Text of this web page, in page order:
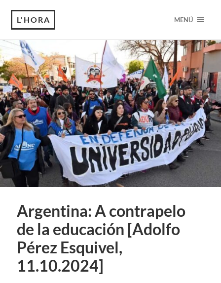
L'HORA MENÚ
Argentina: A contrapelo
de la educación [Adolfo
Pérez Esquivel,
11.10.2024]